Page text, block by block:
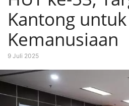
Kantong untuk
Kemanusiaan
9 Juli 2025